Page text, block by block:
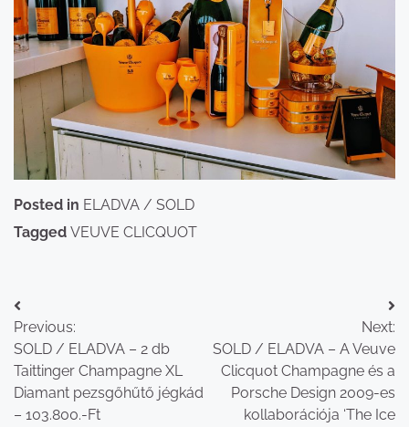
Posted in ELADVA / SOLD
Tagged VEUVE CLICQUOT
Bejegyzés
navigáció
Previous:
SOLD / ELADVA – 2 db
Taittinger Champagne XL
Diamant pezsgőhűtő jégkád
– 103.800.-Ft
Next:
SOLD / ELADVA – A Veuve
Clicquot Champagne és a
Porsche Design 2009-es
kollaborációja ‘The Ice